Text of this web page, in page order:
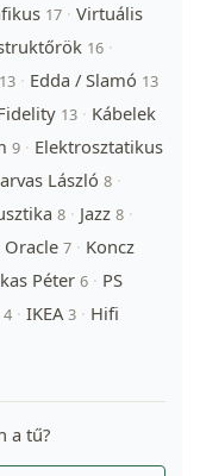
17 · Virtuális
16 ·
13 · Edda / Slamó 13
13 · Kábelek
9 · Elektrosztatikus
László 8 ·
8 · Jazz 8 ·
Oracle 7 · Koncz
Péter 6 · PS
4 · IKEA3 · Hifi
a tű?